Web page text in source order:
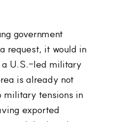
government
request, it would in
U.S.-led military
is already not
military tensions in
exported